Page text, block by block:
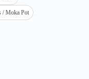
/ Moka Pot